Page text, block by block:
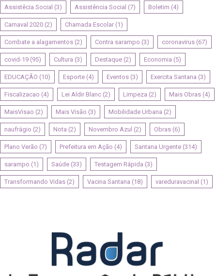
Assistêcia Social (3) Assistência Social (7) Boletim (4)
Carnaval 2020 (2) Chamada Escolar (1)
Combate a alagamentos (2) Contra sarampo (3) coronavirus (67)
covid-19 (95) Cultura (3) Destaque (2) Economia (5)
EDUCAÇÃO (10) Esporte (4) Eventos (3) Exercita Santana (3)
Fiscalizacao (4) Lei Aldir Blanc (2) Limpeza (2) Mais Obras (4)
MaisVisao (2) Mais Visão (3) Mobilidade Urbana (2)
naufrágio (2) Nota (2) Novembro Azul (2) Obras (6)
Plano Verão (7) Prefeitura em Ação (4) Santana Urgente (314)
sarampo (1) Saúde (33) Testagem Rápida (3)
Transformando Vidas (2) Vacina Santana (18) vareduravacinal (1)